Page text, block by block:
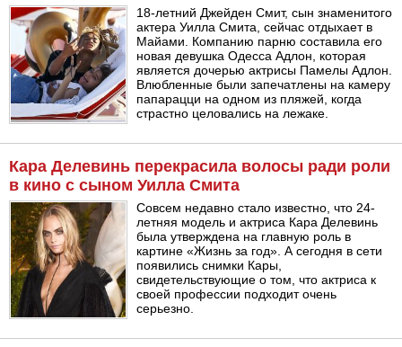
18-летний Джейден Смит, сын знаменитого
актера Уилла Смита, сейчас отдыхает в
Майами. Компанию парню составила его
новая девушка Одесса Адлон, которая
является дочерью актрисы Памелы Адлон.
Влюбленные были запечатлены на камеру
папарацци на одном из пляжей, когда
страстно целовались на лежаке.
Кара Делевинь перекрасила волосы ради роли
в кино с сыном Уилла Смита
Совсем недавно стало известно, что 24-
летняя модель и актриса Кара Делевинь
была утверждена на главную роль в
картине «Жизнь за год». А сегодня в сети
появились снимки Кары,
свидетельствующие о том, что актриса к
своей профессии подходит очень
серьезно.